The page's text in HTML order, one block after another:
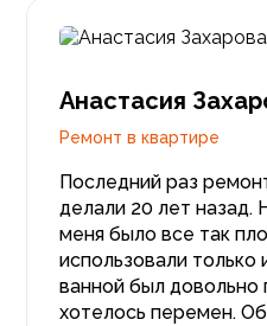
Анастасия
Ремонт в квартире
Последний раз
делали 20 лет назад.
меня было все так
использовали только
ванной был довольно
хотелось перемен.